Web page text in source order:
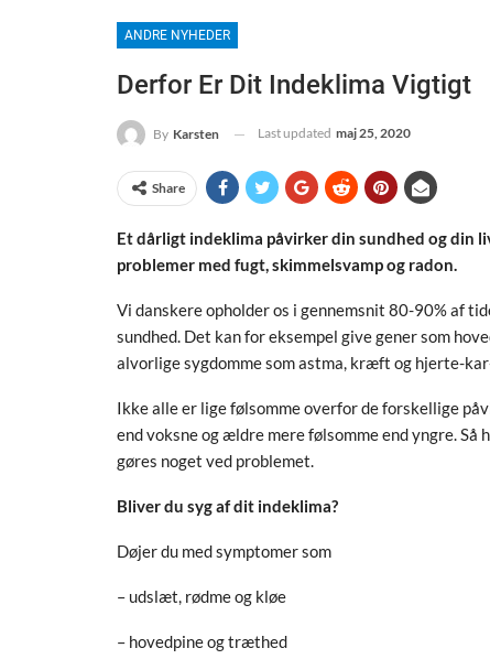
ANDRE NYHEDER
Derfor Er Dit Indeklima Vigtigt
By Karsten Last updated maj 25, 2020
Share
Et dårligt indeklima påvirker din sundhed og din
problemer med fugt, skimmelsvamp og radon.
Vi danskere opholder os i gennemsnit 80-90% af
sundhed. Det kan for eksempel give gener som
alvorlige sygdomme som astma, kræft og hjerte-
Ikke alle er lige følsomme overfor de forskellige
end voksne og ældre mere følsomme end yngre.
gøres noget ved problemet.
Bliver du syg af dit indeklima?
Døjer du med symptomer som
– udslæt, rødme og kløe
– hovedpine og træthed